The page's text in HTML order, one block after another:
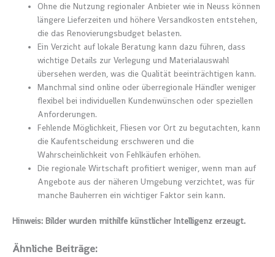
Ohne die Nutzung regionaler Anbieter wie in Neuss können
längere Lieferzeiten und höhere Versandkosten entstehen,
die das Renovierungsbudget belasten.
Ein Verzicht auf lokale Beratung kann dazu führen, dass
wichtige Details zur Verlegung und Materialauswahl
übersehen werden, was die Qualität beeinträchtigen kann.
Manchmal sind online oder überregionale Händler weniger
flexibel bei individuellen Kundenwünschen oder speziellen
Anforderungen.
Fehlende Möglichkeit, Fliesen vor Ort zu begutachten, kann
die Kaufentscheidung erschweren und die
Wahrscheinlichkeit von Fehlkäufen erhöhen.
Die regionale Wirtschaft profitiert weniger, wenn man auf
Angebote aus der näheren Umgebung verzichtet, was für
manche Bauherren ein wichtiger Faktor sein kann.
Hinweis: Bilder wurden mithilfe künstlicher Intelligenz erzeugt.
Ähnliche Beiträge: